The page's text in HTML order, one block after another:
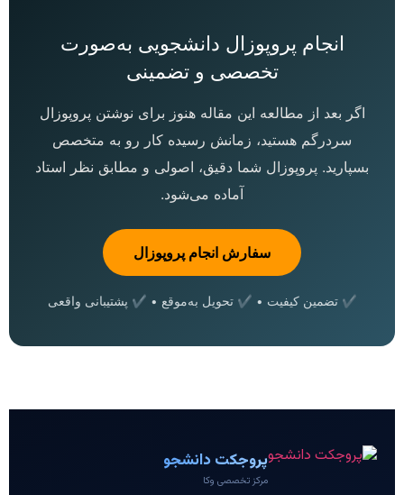
انجام پروپوزال دانشجویی به‌صورت
تخصصی و تضمینی
اگر بعد از مطالعه این مقاله هنوز برای نوشتن پروپوزال
سردرگم هستید، زمانش رسیده کار رو به متخصص
بسپارید. پروپوزال شما دقیق، اصولی و مطابق نظر استاد
آماده می‌شود.
سفارش انجام پروپوزال
✔ تضمین کیفیت • ✔ تحویل به‌موقع • ✔ پشتیبانی واقعی
پروجکت دانشجو
مرکز تخصصی وکا